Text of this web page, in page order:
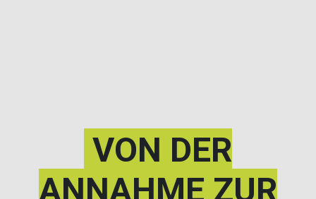
VON DER
ANNAHME ZUR